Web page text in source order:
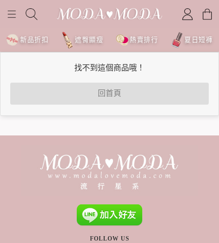
新品折扣 遮臀顯瘦 熱賣排行 夏日短褲
找不到這個商品哦！
回首頁
FOLLOW US